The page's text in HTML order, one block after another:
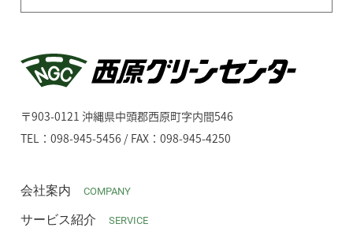
〒903-0121 沖縄県中頭郡西原町字内間546
TEL：098-945-5456 / FAX：098-945-4250
会社案内 COMPANY
サービス紹介 SERVICE